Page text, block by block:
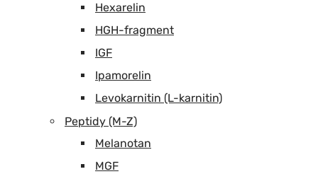
Hexarelin
HGH-fragment
IGF
Ipamorelin
Levokarnitin (L-karnitin)
Peptidy (M-Z)
Melanotan
MGF